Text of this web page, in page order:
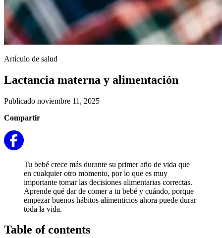
Artículo de salud
Lactancia materna y alimentación
Publicado noviembre 11, 2025
Compartir
Tu bebé crece más durante su primer año de vida que
en cualquier otro momento, por lo que es muy
importante tomar las decisiones alimentarias correctas.
Aprende qué dar de comer a tu bebé y cuándo, porque
empezar buenos hábitos alimenticios ahora puede durar
toda la vida.
Table of contents